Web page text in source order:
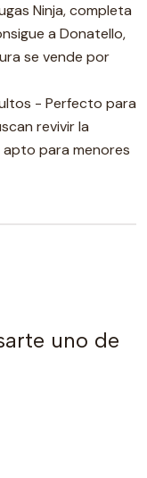
Ninja, completa
a Donatello,
se vende por
- Perfecto para
revivir la
para menores
uno de